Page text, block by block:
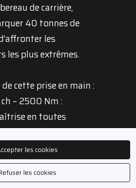
de carrière,
40 tonnes de
les
les plus extrêmes.
cette prise en main :
– 2500 Nm :
en toutes
22 m³ (HD450) :
volume… du solide,
les cookies
les cookies